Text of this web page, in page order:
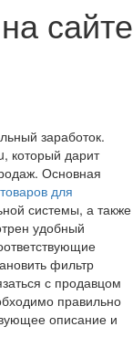
сайте
заработок.
который дарит
Основная
товаров для
системы, а также
удобный
фильтр
с продавцом
правильно
описание и